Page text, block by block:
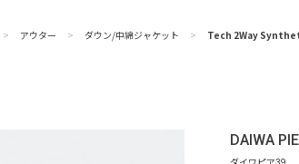
> アウター > ダウン/中綿ジャケット > Tech 2Way
DAIWA